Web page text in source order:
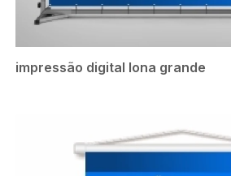
impressão digital lona grande